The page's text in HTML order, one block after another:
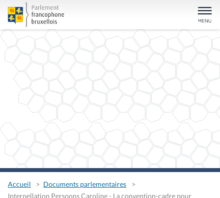
Accueil
Documents parlementaires
Interpellation Persoons Caroline - La convention-cadre pour